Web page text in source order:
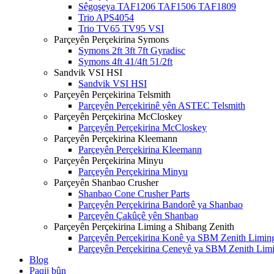
Sêgoşeya TAF1206 TAF1506 TAF1809
Trio APS4054
Trio TV65 TV95 VSI
Parçeyên Perçekirina Symons
Symons 2ft 3ft 7ft Gyradisc
Symons 4ft 41/4ft 51/2ft
Sandvik VSI HSI
Sandvik VSI HSI
Parçeyên Perçekirina Telsmith
Parçeyên Perçekirinê yên ASTEC Telsmith
Parçeyên Perçekirina McCloskey
Parçeyên Perçekirina McCloskey
Parçeyên Perçekirina Kleemann
Parçeyên Perçekirina Kleemann
Parçeyên Perçekirina Minyu
Parçeyên Perçekirina Minyu
Parçeyên Shanbao Crusher
Shanbao Cone Crusher Parts
Parçeyên Perçekirina Bandorê ya Shanbao
Parçeyên Çakûçê yên Shanbao
Parçeyên Perçekirina Liming a Shibang Zenith
Parçeyên Perçekirina Konê ya SBM Zenith
Parçeyên Perçekirina Çeneyê ya SBM Zenith
Blog
Paqij bûn